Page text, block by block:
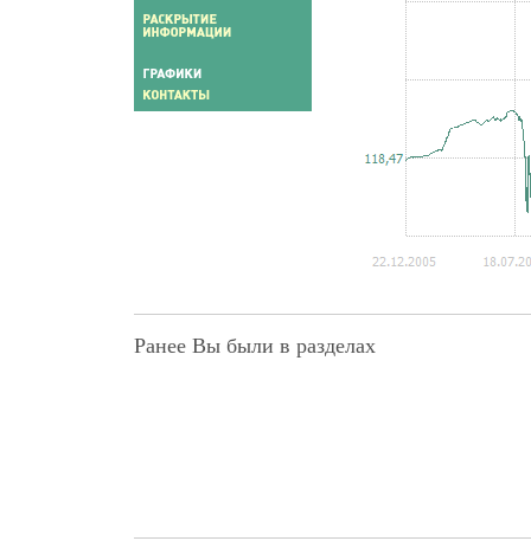
Ранее Вы были в разделах